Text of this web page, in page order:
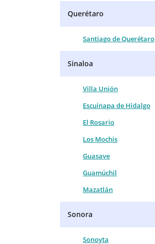
Querétaro
Santiago de Querétaro
Sinaloa
Villa Unión
Escuinapa de Hidalgo
El Rosario
Los Mochis
Guasave
Guamúchil
Mazatlán
Sonora
Sonoyta